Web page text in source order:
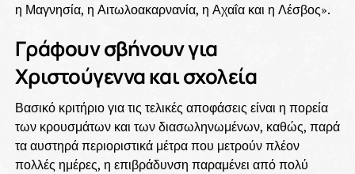
η Μαγνησία, η Αιτωλοακαρνανία, η Αχαΐα και η Λέσβος».
Γράφουν σβήνουν για
Χριστούγεννα και σχολεία
Βασικό κριτήριο για τις τελικές αποφάσεις είναι η πορεία
των κρουσμάτων και των διασωληνωμένων, καθώς, παρά
τα αυστηρά περιοριστικά μέτρα που μετρούν πλέον
πολλές ημέρες, η επιβράδυνση παραμένει από πολύ